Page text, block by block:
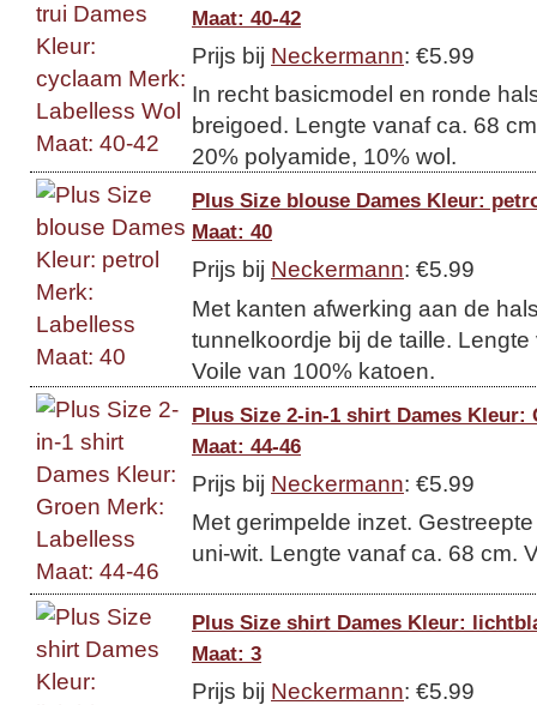
Maat: 40-42
Prijs bij Neckermann: €5.99
In recht basicmodel en ronde
breigoed. Lengte vanaf ca. 68
20% polyamide, 10% wol.
Plus Size blouse Dames Kleur:
Maat: 40
Prijs bij Neckermann: €5.99
Met kanten afwerking aan de
tunnelkoordje bij de taille.
Voile van 100% katoen.
Plus Size 2-in-1 shirt Dames Kleur:
Maat: 44-46
Prijs bij Neckermann: €5.99
Met gerimpelde inzet.
uni-wit. Lengte vanaf ca. 68 cm.
Plus Size shirt Dames Kleur:
Maat: 3
Prijs bij Neckermann: €5.99